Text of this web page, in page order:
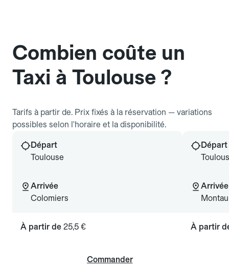
Combien coûte un
Taxi à Toulouse ?
Tarifs à partir de. Prix fixés à la réservation — variations
possibles selon l'horaire et la disponibilité.
Départ
Toulouse
Arrivée
Colomiers
À partir de 25,5 €
Commander
Départ
Arrivée
À partir